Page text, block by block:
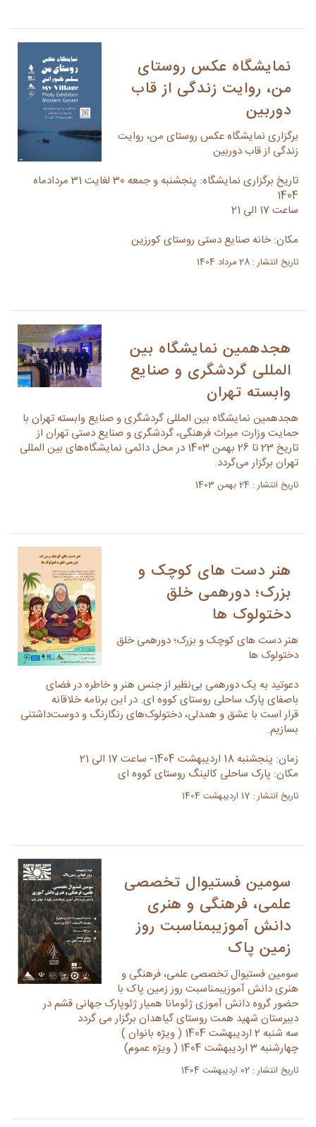
نمایشگاه عکس روستای
من، روایت زندگی از قاب
دوربین
برگزاری نمایشگاه عکس روستای من، روایت
زندگی از قاب دوربین
تاریخ برگزاری نمایشگاه: پنجشنبه و جمعه 30 لغایت 31 مردادماه
1404
ساعت 17 الی 21
مکان: خانه صنایع دستی روستای کورزین
تاریخ انتشار : 28 مرداد 1404
هجدهمین نمایشگاه بین
المللی گردشگری و صنایع
وابسته تهران
هجدهمین نمایشگاه بین المللی گردشگری و صنایع وابسته تهران با
حمایت وزارت میراث فرهنگی، گردشگری و صنایع دستی تهران از
تاریخ 23 تا 26 بهمن 1403 در محل دائمی نمایشگاه‌های بین المللی
تهران برگزار می‌گردد.
تاریخ انتشار : 24 بهمن 1403
هنر دست های کوچک و
بزرک؛ دورهمی خلق
دختولوک ها
هنر دست های کوچک و بزرک؛ دورهمی خلق
دختولوک ها
دعوتید به یک دورهمی بی‌نظیر از جنس هنر و خاطره در فضای
باصفای پارک ساحلی روستای کووه ای. در این برنامه خلاقانه
قرار است با عشق و همدلی، دختولوک‌های رنگارنگ و دوست‌داشتنی
بسازیم.
زمان: پنجشنبه 18 اردیبهشت 1404- ساعت 17 الی 21
مکان: پارک ساحلی کالینگ روستای کووه ای
تاریخ انتشار : 17 اردیبهشت 1404
سومین فستیوال تخصصی
علمی، فرهنگی و هنری
دانش آموزیبمناسبت روز
زمین پاک
سومین فستیوال تخصصی علمی، فرهنگی و
هنری دانش آموزیبمناسبت روز زمین پاک با
حضور گروه دانش آموزی ژئومانا همیار ژئوپارک جهانی قشم در
دبیرستان شهید همت روستای گیاهدان برگزار می گردد
سه شنبه 2 اردیبهشت 1404 ( ویژه بانوان )
چهارشنبه 3 اردیبهشت 1404 ( ویژه عموم)
تاریخ انتشار : 02 اردیبهشت 1404